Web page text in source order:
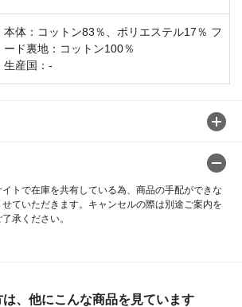
本体：コットン83％、ポリエステル17％ フ
ード裏地：コットン100％
生産国：-
トで在庫を共有している為、商品の手配ができな
ていただきます。キャンセルの際は別途ご案内を
承ください。
、他にこんな商品を見ています